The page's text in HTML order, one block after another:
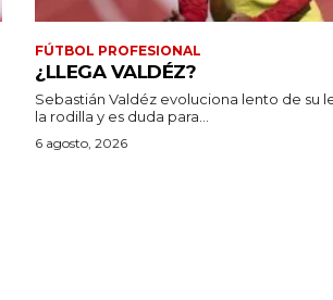
FÚTBOL PROFESIONAL
¿LLEGA VALDÉZ?
Sebastián Valdéz evoluciona lento de su
la rodilla y es duda para...
6 agosto, 2026